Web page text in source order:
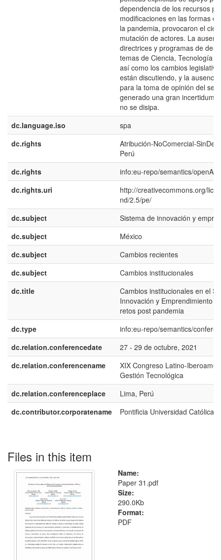
dependencia de los recursos
modificaciones en las formas
la pandemia, provocaron el
mutación de actores. La
directrices y programas de
temas de Ciencia, Tecnología e
así como los cambios
están discutiendo, y la
para la toma de opinión del
generado una gran
no se disipa.
dc.language.iso
spa
dc.rights
Atribución-NoComercial-
Perú
dc.rights
info:eu-repo/semantics/
dc.rights.uri
http://creativecommons.org/
nd/2.5/pe/
dc.subject
Sistema de innovación y
dc.subject
México
dc.subject
Cambios recientes
dc.subject
Cambios institucionales
dc.title
Cambios institucionales en el
Innovación y Emprendimiento
retos post pandemia
dc.type
info:eu-repo/semantics/
dc.relation.conferencedate
27 - 29 de octubre, 2021
dc.relation.conferencename
XIX Congreso Latino-
Gestión Tecnológica
dc.relation.conferenceplace
Lima, Perú
dc.contributor.corporatename
Pontificia Universidad Católica
Files in this item
Name:
Paper 31.pdf
Size:
290.0Kb
Format:
PDF